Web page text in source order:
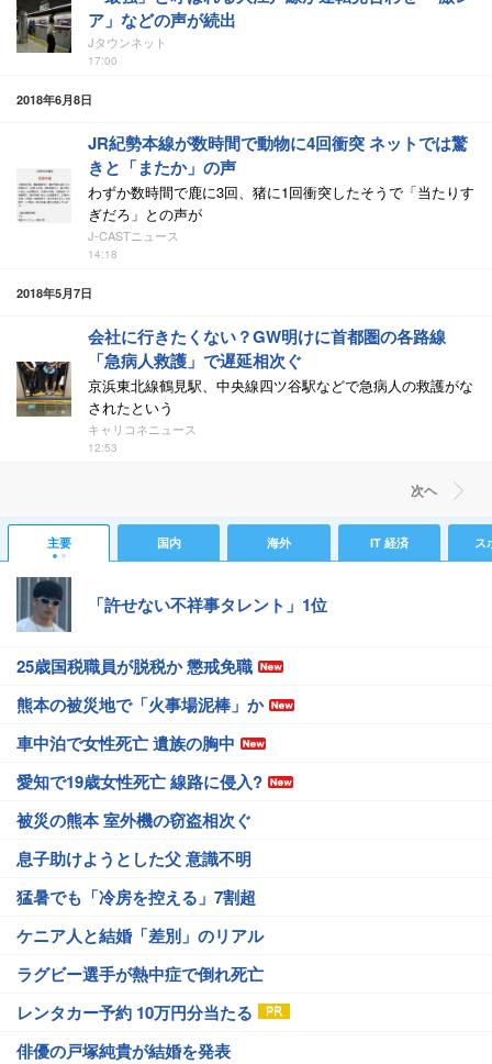
ア」などの声が続出
Jタウンネット
17:00
2018年6月8日
JR紀勢本線が数時間で動物に4回衝突 ネットでは驚
きと「またか」の声
わずか数時間で鹿に3回、猪に1回衝突したそうで「当たりす
ぎだろ」との声が
J-CASTニュース
14:18
2018年5月7日
会社に行きたくない？GW明けに首都圏の各路線
「急病人救護」で遅延相次ぐ
京浜東北線鶴見駅、中央線四ツ谷駅などで急病人の救護がな
されたという
キャリコネニュース
12:53
次ヘ
主要 国内 海外 IT 経済 ス
「許せない不祥事タレント」1位
25歳国税職員が脱税か 懲戒免職
熊本の被災地で「火事場泥棒」か
車中泊で女性死亡 遺族の胸中
愛知で19歳女性死亡 線路に侵入?
被災の熊本 室外機の窃盗相次ぐ
息子助けようとした父 意識不明
猛暑でも「冷房を控える」7割超
ケニア人と結婚「差別」のリアル
ラグビー選手が熱中症で倒れ死亡
レンタカー予約 10万円分当たる
俳優の戸塚純貴が結婚を発表